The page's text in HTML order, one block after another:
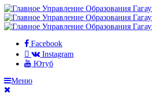
Facebook
Instagram
Ютуб
Меню